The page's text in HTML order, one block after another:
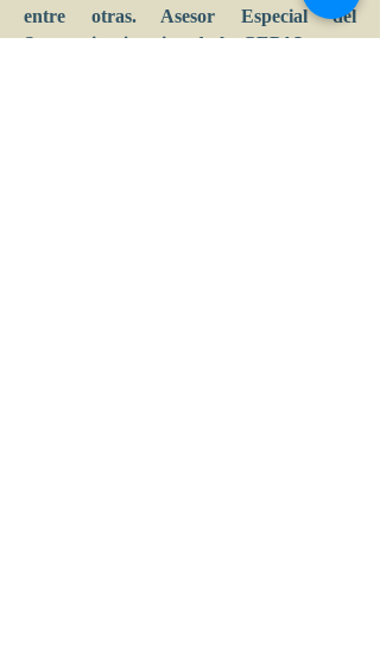
entre otras. Asesor Especial del
Secretario ejecutivo de la CEPAL entre